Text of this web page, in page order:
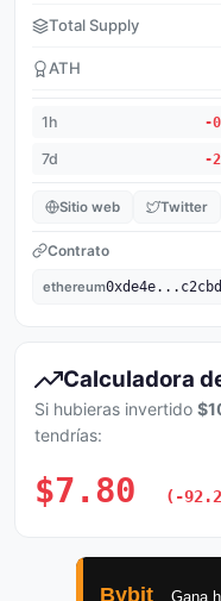
Total Supply
ATH
1h -
7d -
Sitio web Twitter
Contrato
ethereum
Calculadora
Si hubieras invertido
tendrías:
$7.80 (-